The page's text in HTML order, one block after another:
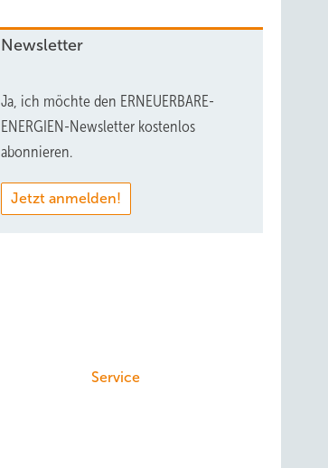
Newsletter
Ja, ich möchte den ERNEUERBARE-
ENERGIEN-Newsletter kostenlos
abonnieren.
Jetzt anmelden!
Service